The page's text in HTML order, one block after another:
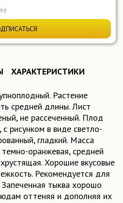
ХАРАКТЕРИСТИКИ
Растение
средней длины. Лист
не рассеченный. Плод
с рисунком в виде светло-
гладкий. Масса
оранжевая, средней
Хорошие вкусовые
Рекомендуется для
Запеченная тыква хорошо
оттеняя и дополняя их